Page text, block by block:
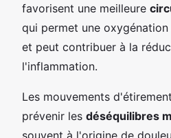
favorisent une meilleure
qui permet une
et peut contribuer à la
l'inflammation.
Les mouvements
prévenir les déséquilibres
souvent à l'origine de